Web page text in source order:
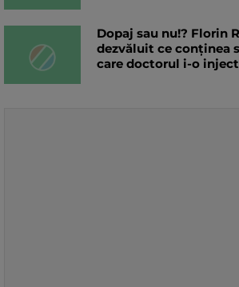
Dopaj sau nu!? Florin
dezvăluit ce conținea
care doctorul i-o